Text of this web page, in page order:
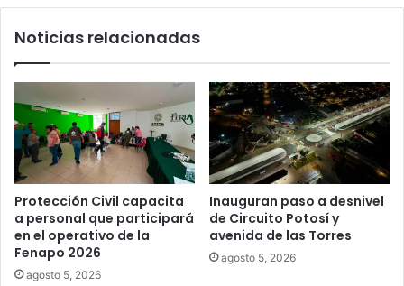
Juan Manuel Navarro alista segundo
informe en Soledad y destaca
coordinación con Gobierno del Estado
Noticias relacionadas
Protección Civil capacita
a personal que participará
en el operativo de la
Fenapo 2026
agosto 5, 2026
Inauguran paso a desnivel
de Circuito Potosí y
avenida de las Torres
agosto 5, 2026